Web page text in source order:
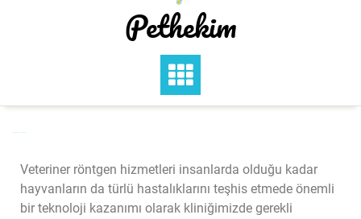
Pethekim
Veteriner röntgen hizmetleri insanlarda olduğu kadar
hayvanların da türlü hastalıklarını teşhis etmede önemli
bir teknoloji kazanımı olarak kliniğimizde gerekli